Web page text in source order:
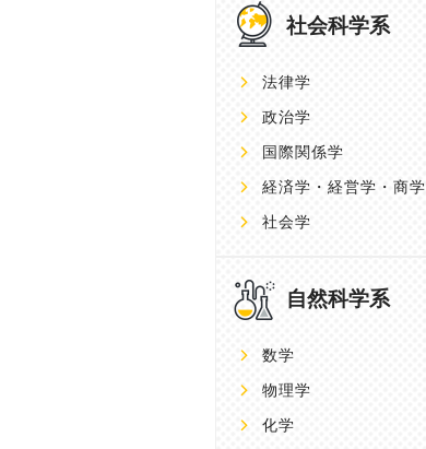
社会科学系
法律学
政治学
国際関係学
経済学・経営学・商学
社会学
自然科学系
数学
物理学
化学